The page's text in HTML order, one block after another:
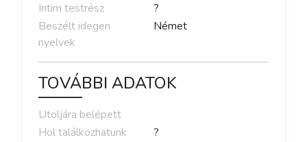
Intim testrész
?
Beszélt idegen
nyelvek
Német
TOVÁBBI ADATOK
Utoljára belépett
Hol találkozhatunk
?